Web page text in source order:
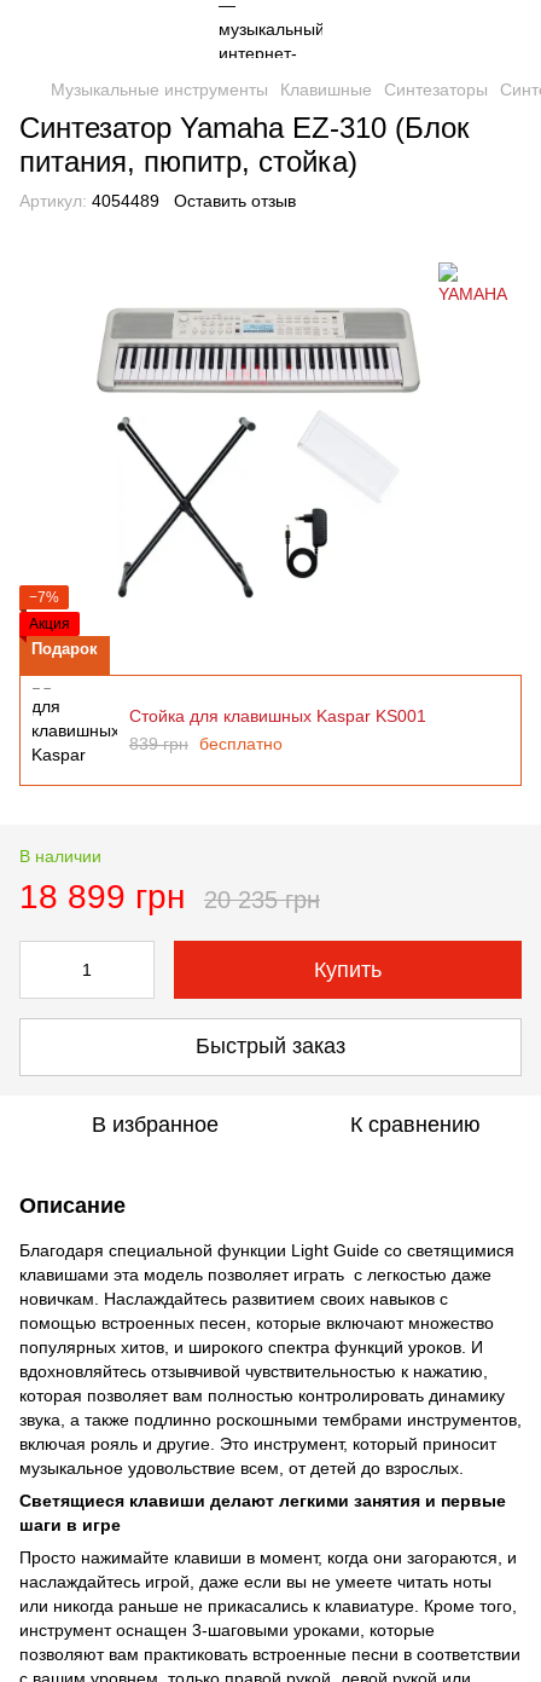
Музыкальные инструменты Клавишные Синтезаторы
Синтезатор Yamaha EZ-310 (Блок
питания, пюпитр, стойка)
Артикул: 4054489 Оставить отзыв
−7%
Акция
Подарок
Стойка для клавишных Kaspar KS001
839 грн бесплатно
В наличии
18 899 грн 20 235 грн
Купить
Быстрый заказ
В избранное К сравнению
Описание
Благодаря специальной функции Light Guide со светящимися
клавишами эта модель позволяет играть с легкостью даже
новичкам. Наслаждайтесь развитием своих навыков с
помощью встроенных песен, которые включают множество
популярных хитов, и широкого спектра функций уроков. И
вдохновляйтесь отзывчивой чувствительностью к нажатию,
которая позволяет вам полностью контролировать динамику
звука, а также подлинно роскошными тембрами инструментов,
включая рояль и другие. Это инструмент, который приносит
музыкальное удовольствие всем, от детей до взрослых.
Светящиеся клавиши делают легкими занятия и первые
шаги в игре
Просто нажимайте клавиши в момент, когда они загораются, и
наслаждайтесь игрой, даже если вы не умеете читать ноты
или никогда раньше не прикасались к клавиатуре. Кроме того,
инструмент оснащен 3-шаговыми уроками, которые
позволяют вам практиковать встроенные песни в соответствии
с вашим уровнем, только правой рукой, левой рукой или